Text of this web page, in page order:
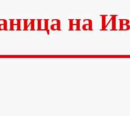
на